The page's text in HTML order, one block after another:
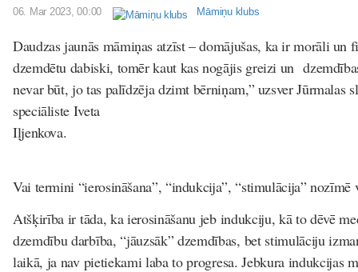
06. Mar 2023, 00:00 Māmiņu klubs
Daudzas jaunās māmiņas atzīst – domājušas, ka ir morāli un
dzemdētu dabiski, tomēr kaut kas nogājis greizi un
nevar būt, jo tas palīdzēja dzimt bērniņam,” uzsver Jūrmalas
speciāliste Iveta
Vai termini “ierosināšana”, “indukcija”, “stimulācija”
Atšķirība ir tāda, ka ierosināšanu jeb indukciju, kā to dēvē
dzemdību darbība, “jāuzsāk” dzemdības, bet stimulāciju
laikā, ja nav pietiekami laba to progresa. Jebkura indukcijas